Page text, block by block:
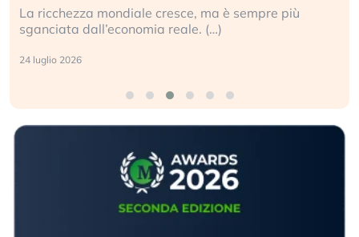
La ricchezza mondiale cresce, ma è sempre più
sganciata dall’economia reale. (…)
24 luglio 2026